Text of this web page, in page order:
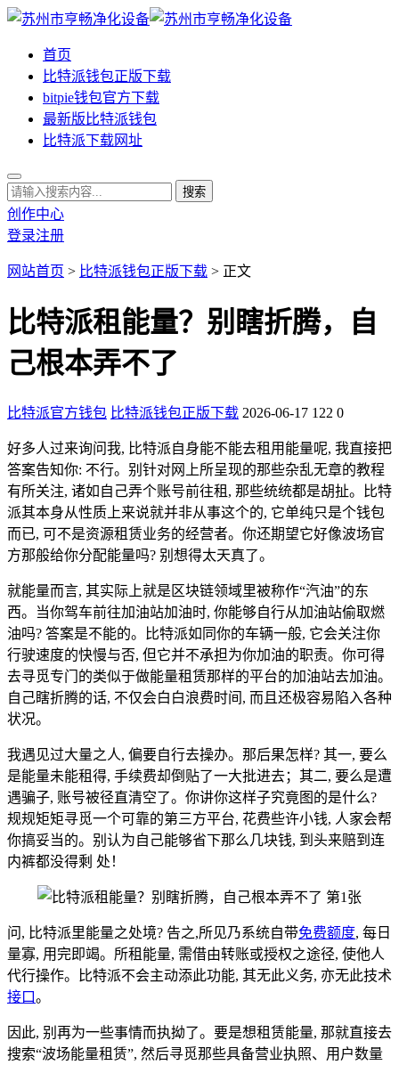
首页
比特派钱包正版下载
bitpie钱包官方下载
最新版比特派钱包
比特派下载网址
创作中心
登录注册
网站首页 > 比特派钱包正版下载 > 正文
比特派租能量？别瞎折腾，自
己根本弄不了
比特派官方钱包 比特派钱包正版下载 2026-06-17 122 0
好多人过来询问我, 比特派自身能不能去租用能量呢, 我直接把
答案告知你: 不行。别针对网上所呈现的那些杂乱无章的教程
有所关注, 诸如自己弄个账号前往租, 那些统统都是胡扯。比特
派其本身从性质上来说就并非从事这个的, 它单纯只是个钱包
而已, 可不是资源租赁业务的经营者。你还期望它好像波场官
方那般给你分配能量吗? 别想得太天真了。
就能量而言, 其实际上就是区块链领域里被称作“汽油”的东
西。当你驾车前往加油站加油时, 你能够自行从加油站偷取燃
油吗? 答案是不能的。比特派如同你的车辆一般, 它会关注你
行驶速度的快慢与否, 但它并不承担为你加油的职责。你可得
去寻觅专门的类似于做能量租赁那样的平台的加油站去加油。
自己瞎折腾的话, 不仅会白白浪费时间, 而且还极容易陷入各种
状况。
我遇见过大量之人, 偏要自行去操办。那后果怎样? 其一, 要么
是能量未能租得, 手续费却倒贴了一大批进去；其二, 要么是遭
遇骗子, 账号被径直清空了。你讲你这样子究竟图的是什么?
规规矩矩寻觅一个可靠的第三方平台, 花费些许小钱, 人家会帮
你搞妥当的。别认为自己能够省下那么几块钱, 到头来赔到连
内裤都没得剩 处！
问, 比特派里能量之处境? 告之,所见乃系统自带免费额度, 每日
量寡, 用完即竭。所租能量, 需借由转账或授权之途径, 使他人
代行操作。比特派不会主动添此功能, 其无此义务, 亦无此技术
接口。
因此, 别再为一些事情而执拗了。要是想租赁能量, 那就直接去
搜索“波场能量租赁”, 然后寻觅那些具备营业执照、用户数量